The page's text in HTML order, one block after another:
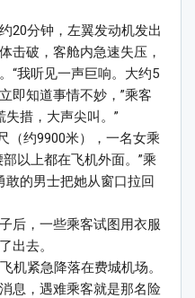
20分钟，左翼发动机发出
击破，客舱内急速失压，
“我听见一声巨响。大约5
即知道事情不妙，”乘客
失措，大声尖叫。”
（约9900米），一名女乘
以上都在飞机外面。”乘
敢的男士把她从窗口拉回
后，一些乘客试图用衣服
出去。
机紧急降落在费城机场。
息，遇难乘客就是那名险